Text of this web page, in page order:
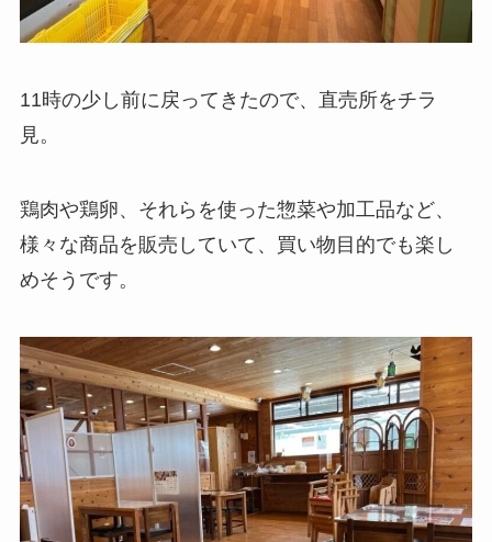
11時の少し前に戻ってきたので、直売所をチラ
見。
鶏肉や鶏卵、それらを使った惣菜や加工品など、
様々な商品を販売していて、買い物目的でも楽し
めそうです。